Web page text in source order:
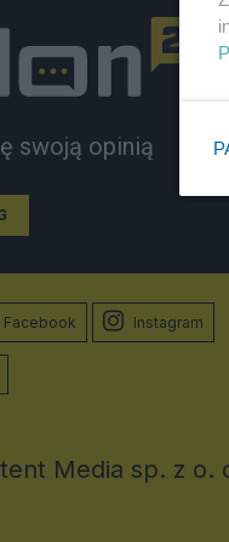
swoją opinią
Facebook Instagram
Media sp. z o.